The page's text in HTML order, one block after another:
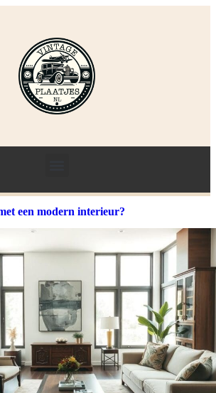
een modern interieur?